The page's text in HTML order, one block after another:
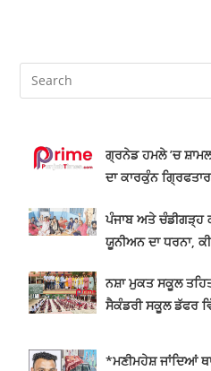
ਗ੍ਰਨੇਡ ਹਮਲੇ ’ਚ
ਦਾ ਕਾਰਕੁੰਨ ਗ੍ਰਿਫਤਾਰ
ਪੰਜਾਬ ਅਤੇ ਚੰਡੀਗੜ੍ਹ
ਯੂਨੀਅਨ ਦਾ ਧਰਨਾ,
ਨਸ਼ਾ ਮੁਕਤ ਸਕੂਲ
ਸੈਕੰਡਰੀ ਸਕੂਲ ਡੱਫਰ
*ਮਣੀਮਹੇਸ਼ ਜਾਂਦਿਆਂ